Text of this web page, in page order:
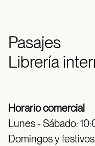
Pasajes
Librería
Horario comercial
Lunes - Sábado:
Domingos y